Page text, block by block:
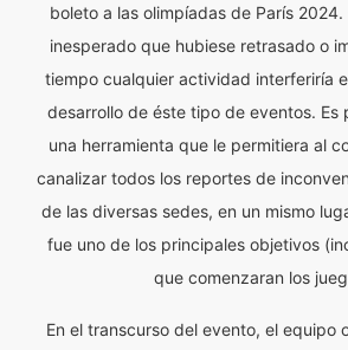
boleto a las olimpíadas de París
inesperado que hubiese retrasado o
tiempo cualquier actividad interferiría
desarrollo de éste tipo de eventos. Es
una herramienta que le permitiera al
canalizar todos los reportes de
de las diversas sedes, en un mismo
fue uno de los principales objetivos
que comenzaran los
En el transcurso del evento, el equipo